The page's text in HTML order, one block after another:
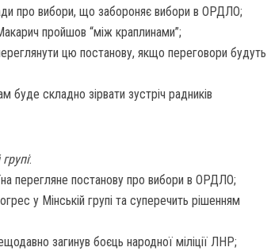
про вибори, що забороняє вибори в ОРДЛО;
пройшов “між краплинами”;
цю постанову, якщо переговори будуть
буде складно зірвати зустріч радників
:
перегляне постанову про вибори в ОРДЛО;
у Мінській групі та суперечить рішенням
загинув боєць народної міліції ЛНР;